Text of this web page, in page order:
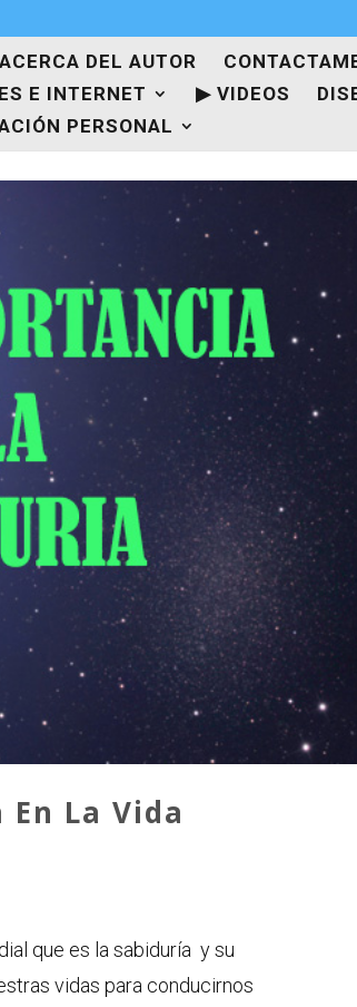
ACERCA DEL AUTOR
E INTERNET ▶ VIDEOS
PERSONAL
La Vida
que es la sabiduría y su
vidas para conducirnos